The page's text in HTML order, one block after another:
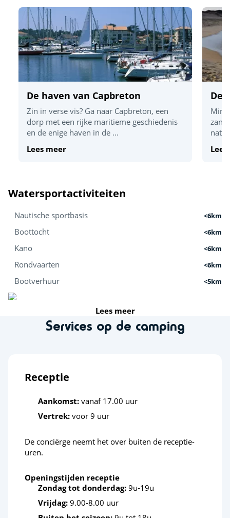
De haven van Capbreton
Zin in verse vis? Ga naar Capbreton, een
dorp met een rijke maritieme geschiedenis
en de enige haven in de ...
Lees meer
De
Watersportactiviteiten
Nautische sportbasis <6km
Boottocht <6km
Kano <6km
Rondvaarten <6km
Bootverhuur <5km
Surfen
Activiteiten in de natuur
Fietsroutes
Midgetgolf
Vissen
Lees meer
Services op de camping
Receptie
Aankomst: vanaf 17.00 uur
Vertrek: voor 9 uur
De conciërge neemt het over buiten de receptie-
uren.
Openingstijden receptie
Zondag tot donderdag: 9u-19u
Vrijdag: 9.00-8.00 uur